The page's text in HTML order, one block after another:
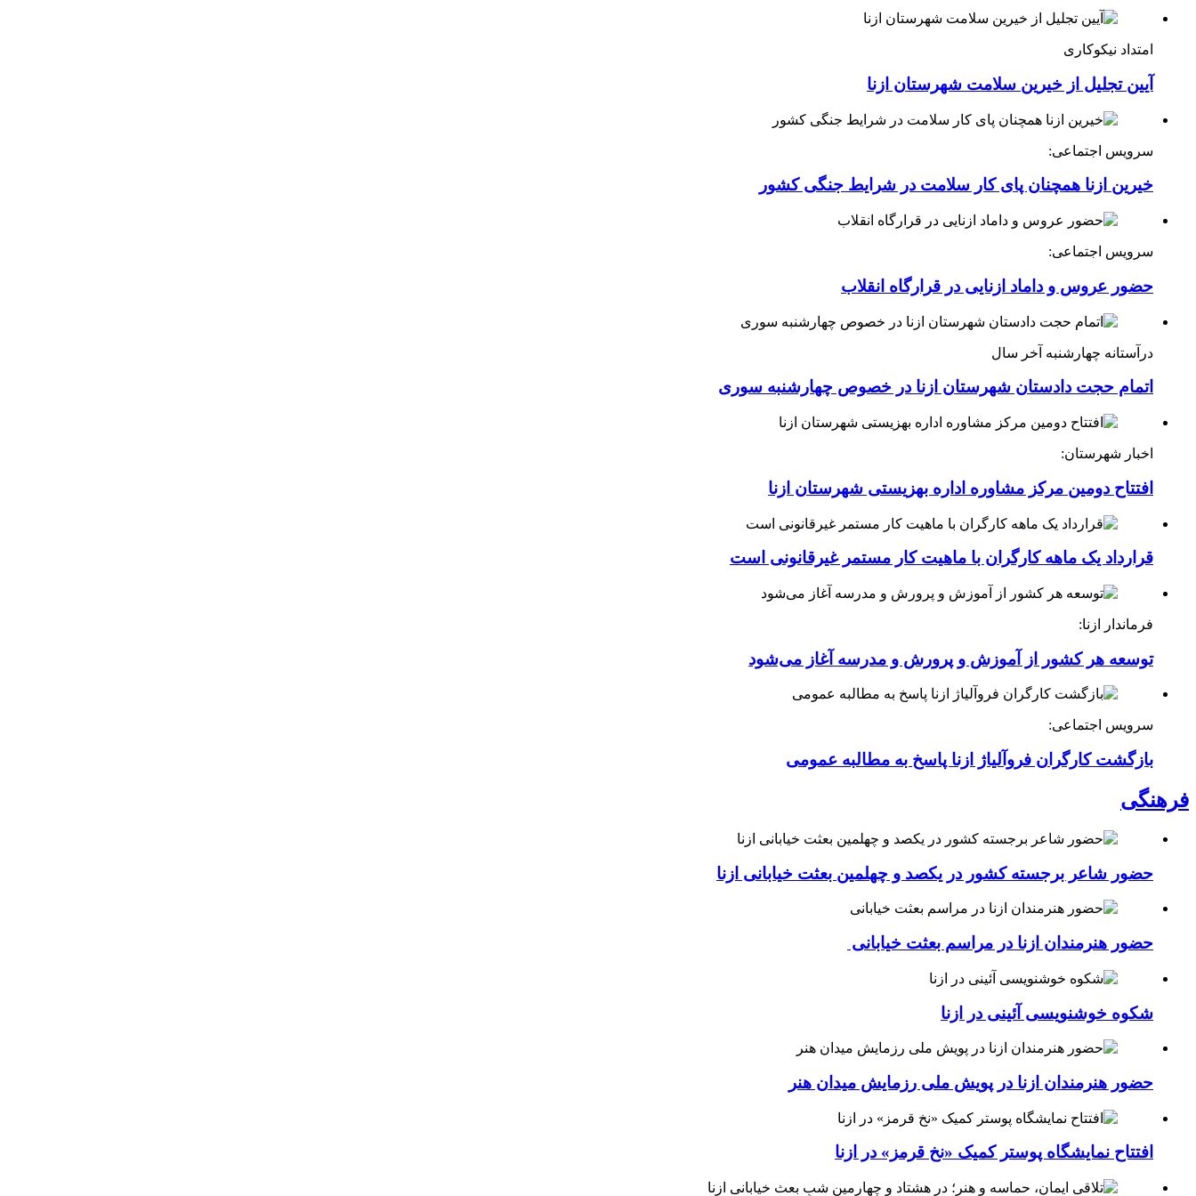
امتداد نیکوکاری
آیین تجلیل از خیرین سلامت شهرستان ازنا
سرویس اجتماعی:
خیرین ازنا همچنان پای کار سلامت در شرایط جنگی کشور
سرویس اجتماعی:
حضور عروس و داماد ازنایی در قرارگاه انقلاب
درآستانه چهارشنبه آخر سال
اتمام حجت دادستان شهرستان ازنا در خصوص چهارشنبه ‌سوری
اخبار شهرستان:
افتتاح دومین مرکز مشاوره اداره بهزیستی شهرستان ازنا
قرارداد یک ماهه کارگران با ماهیت کار مستمر غیرقانونی است
فرماندار ازنا:
توسعه هر کشور از آموزش و پرورش و مدرسه آغاز می‌شود
سرویس اجتماعی:
بازگشت کارگران فروآلیاژ ازنا پاسخ به مطالبه عمومی
فرهنگی
حضور شاعر برجسته کشور در یکصد و چهلمین بعثت خیابانی ازنا
حضور هنرمندان ازنا در مراسم بعثت خیابانی
شکوه خوشنویسی آئینی در ازنا
حضور هنرمندان ازنا در پویش ملی رزمایش میدان هنر
افتتاح نمایشگاه پوستر کمیک «نخ قرمز» در ازنا